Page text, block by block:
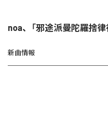
noa、「邪途派曼陀羅捨
新曲情報